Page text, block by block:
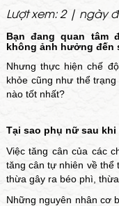
Lượt xem: 2 | ngày
Bạn đang quan tâm
không ảnh hưởng đến
Nhưng thực hiện chế
khỏe cũng như thể
nào tốt nhất?
Tại sao phụ nữ sau
Việc tăng cân của các
tăng cân tự nhiên về
thừa gây ra béo phì,
Những nguyên nhân cơ